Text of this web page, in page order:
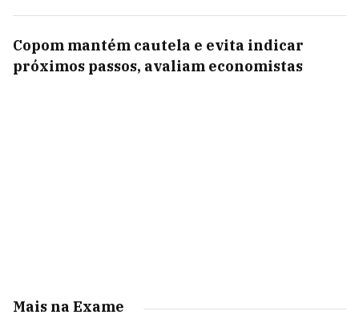
Copom mantém cautela e evita indicar
próximos passos, avaliam economistas
Mais na Exame